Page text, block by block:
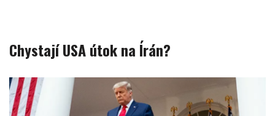
Chystají USA útok na Írán?